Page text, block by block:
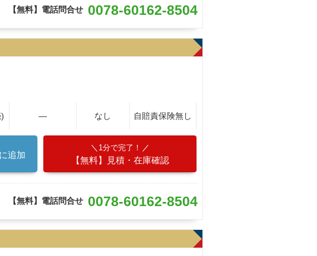
【無料】電話問合せ 0078-60162-8504
― なし 自賠責保険無し
追加
1分で完了！
【無料】見積・在庫確認
【無料】電話問合せ 0078-60162-8504